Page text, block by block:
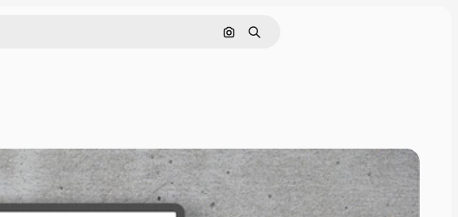
画像で検索
検索